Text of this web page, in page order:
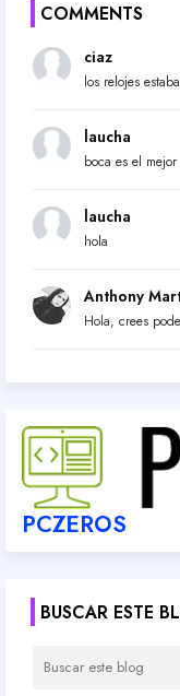
COMMENTS
ciaz
los relojes
laucha
boca es el mejor
laucha
hola
Anthony
Hola, crees
PCZEROS
BUSCAR ESTE